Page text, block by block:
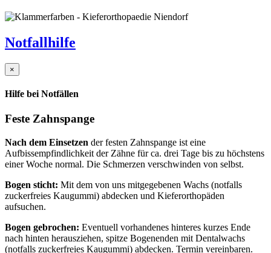
Notfallhilfe
×
Hilfe bei Notfällen
Feste Zahnspange
Nach dem Einsetzen der festen Zahnspange ist eine
Aufbissempfindlichkeit der Zähne für ca. drei Tage bis zu höchstens
einer Woche normal. Die Schmerzen verschwinden von selbst.
Bogen sticht: Mit dem von uns mitgegebenen Wachs (notfalls
zuckerfreies Kaugummi) abdecken und Kieferorthopäden
aufsuchen.
Bogen gebrochen: Eventuell vorhandenes hinteres kurzes Ende
nach hinten herausziehen, spitze Bogenenden mit Dentalwachs
(notfalls zuckerfreies Kaugummi) abdecken. Termin vereinbaren.